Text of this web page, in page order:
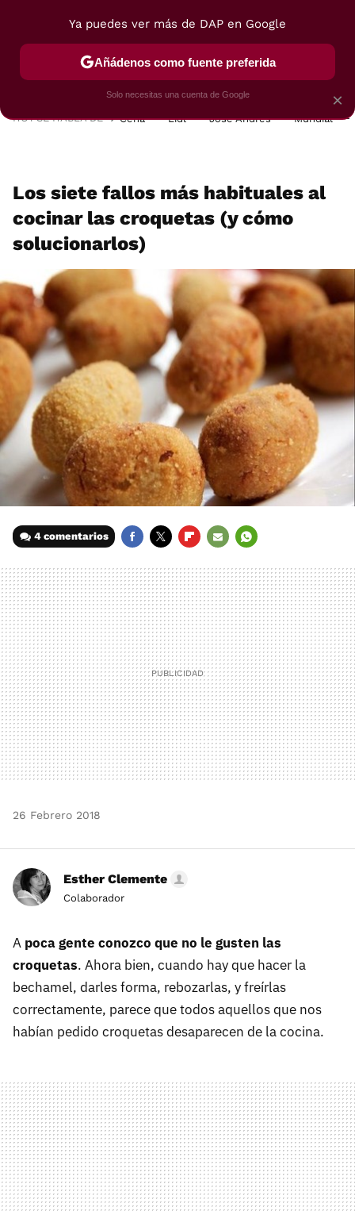
POSTRES VIAJES SELECCIÓN VEGUI
HOY SE HABLA DE Cena Lidl José Andrés Mundial
Los siete fallos más habituales al
cocinar las croquetas (y cómo
solucionarlos)
4 comentarios
MAIL
26 Febrero 2018
Esther Clemente
Colaborador
A poca gente conozco que no le gusten las
croquetas. Ahora bien, cuando hay que hacer la
bechamel, darles forma, rebozarlas, y freírlas
correctamente, parece que todos aquellos que nos
habían pedido croquetas desaparecen de la cocina.
×
Ya puedes ver más de DAP en Google
Añádenos como fuente preferida
Solo necesitas una cuenta de Google